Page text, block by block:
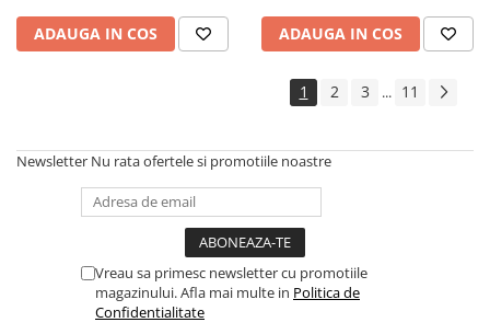
ADAUGA IN COS ADAUGA IN COS
1 2 3 ... 11
Newsletter Nu rata ofertele si promotiile noastre
Vreau sa primesc newsletter cu promotiile
magazinului. Afla mai multe in Politica de
Confidentialitate